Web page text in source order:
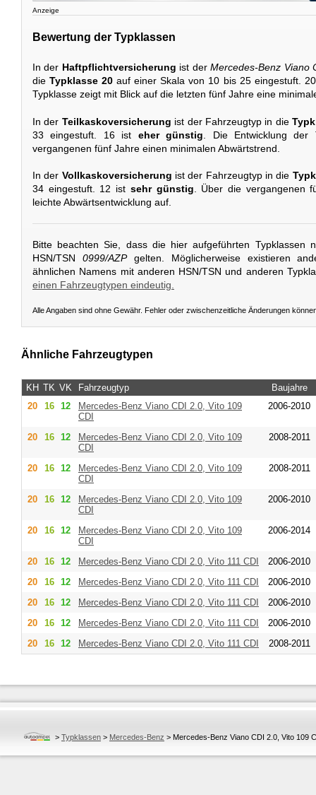
Anzeige
Bewertung der Typklassen
In der Haftpflichtversicherung ist derMercedes-Benz Viano
dieTypklasse 20 auf einer Skala von 10 bis 25 eingestuft.
Typklasse zeigt mit Blick auf die letzten fünf Jahre eine
In der Teilkaskoversicherung ist der Fahrzeugtyp in die
33 eingestuft. 16 ist eher günstig . Die Entwicklung
vergangenen fünf Jahre einen minimalen Abwärtstrend.
In der Vollkaskoversicherung ist der Fahrzeugtyp in die
34 eingestuft. 12 ist sehr günstig. Über die vergangenen
leichte Abwärtsentwicklung auf.
Bitte beachten Sie, dass die hier aufgeführten Typklassen
HSN/TSN 0999/AZPgelten. Möglicherweise existieren
ähnlichen Namens mit anderen HSN/TSN und anderen
einen Fahrzeugtypen eindeutig.
Alle Angaben sind ohne Gewähr. Fehler oder zwischenzeitliche Änderungen
Ähnliche Fahrzeugtypen
KH TK VK Fahrzeugtyp
Baujahre
20
16 12 Mercedes-Benz Viano CDI 2.0, Vito 109
CDI
2006-2010
20 16 12 Mercedes-Benz Viano CDI 2.0, Vito 109
CDI
2008-2011
20 16 12 Mercedes-Benz Viano CDI 2.0, Vito 109
CDI
2008-2011
20 16 12 Mercedes-Benz Viano CDI 2.0, Vito 109
CDI
2006-2010
20 16 12 Mercedes-Benz Viano CDI 2.0, Vito 109
CDI
2006-2014
20 16 12 Mercedes-Benz Viano CDI 2.0, Vito 111 CDI
2006-2010
20
16 12 Mercedes-Benz Viano CDI 2.0, Vito 111 CDI
2006-2010
20
16 12 Mercedes-Benz Viano CDI 2.0, Vito 111 CDI
2006-2010
20
16 12 Mercedes-Benz Viano CDI 2.0, Vito 111 CDI
2006-2010
20
16 12 Mercedes-Benz Viano CDI 2.0, Vito 111 CDI 2008-2011
> Typklassen > Mercedes-Benz > Mercedes-Benz Viano CDI 2.0, Vito 109